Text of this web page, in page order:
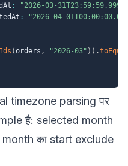
:
"2026-03-
:
"2026-04-
(orders , "2026-03" ) ) .
timezone parsing पर
है: selected month
का start exclude